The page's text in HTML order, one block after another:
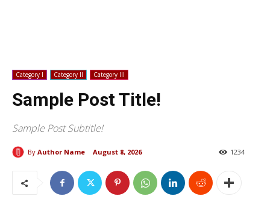
Category I Category II Category III
Sample Post Title!
Sample Post Subtitle!
By Author Name August 8, 2026 1234